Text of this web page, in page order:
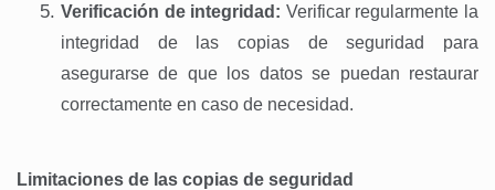
Verificación de integridad: Verificar regularmente la
integridad de las copias de seguridad para
asegurarse de que los datos se puedan restaurar
correctamente en caso de necesidad.
Limitaciones de las copias de seguridad